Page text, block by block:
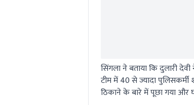
सिंगला ने बताया कि दुलारी
टीम में 40 से ज्यादा
ठिकाने के बारे में पूछा गया और